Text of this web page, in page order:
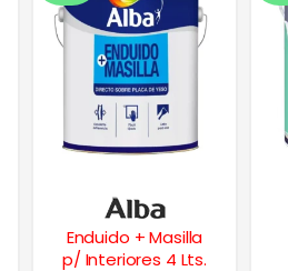
Enduido + Masilla
p/ Interiores 4 Lts.